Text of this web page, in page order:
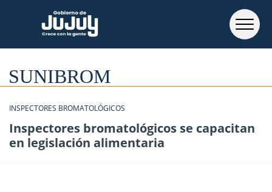
SUNIBROM
INSPECTORES BROMATOLÓGICOS
Inspectores bromatológicos se capacitan
en legislación alimentaria